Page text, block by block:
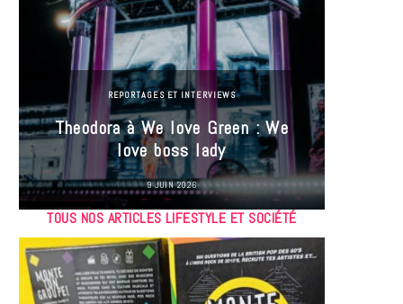
REPORTAGES ET INTERVIEWS
Theodora à We love Green : We
love boss lady
9 JUIN 2026
TOUS NOS ARTICLES LIFESTYLE ET SOCIÉTÉ